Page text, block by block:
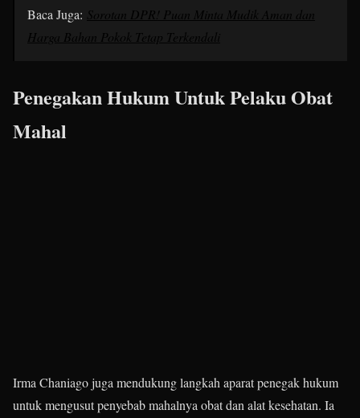
Baca Juga: Sorotan DPR! Puan Minta Mudik Aman dan
Harga Bahan Pokok Tetap Terkendali
Penegakan Hukum Untuk Pelaku Obat
Mahal
Irma Chaniago juga mendukung langkah aparat penegak hukum
untuk mengusut penyebab mahalnya obat dan alat kesehatan. Ia